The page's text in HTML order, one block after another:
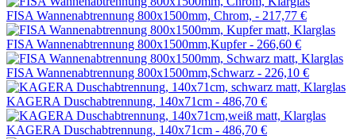
FISA Wannenabtrennung 800x1500mm, Chrom, - 217,77 €
FISA Wannenabtrennung 800x1500mm,Kupfer - 266,60 €
FISA Wannenabtrennung 800x1500mm,Schwarz - 226,10 €
KAGERA Duschabtrennung, 140x71cm - 486,70 €
KAGERA Duschabtrennung, 140x71cm - 486,70 €